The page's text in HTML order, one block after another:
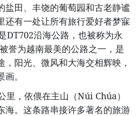
盐田、丰饶的葡萄园和古老静谧
还有一处让所有旅行爱好者梦寐
DT702沿海公路，也被称为永
誉为越南最美的公路之一，是
，阳光、微风和大海交相辉映，
。
里，依偎在主山（Núi Chúa）
海。这条路串接许多著名的旅游